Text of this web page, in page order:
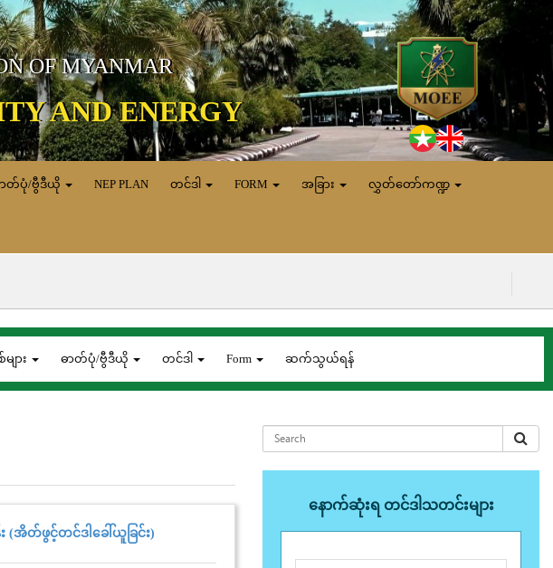
OF MYANMAR
AND ENERGY
တ်ပုံ/ဗွီဒီယို NEP PLAN တင်ဒါ FORM အခြား လွှတ်တော်ကဏ္ဍ
ျား ဓာတ်ပုံ/ဗွီဒီယို တင်ဒါ Form ဆက်သွယ်ရန်
အိတ်ဖွင့်တင်ဒါခေါ်ယူခြင်း)
နောက်ဆုံးရ တင်ဒါသတင်းများ